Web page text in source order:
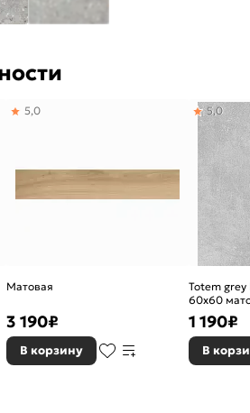
Матовая
5,0
3 190₽
В корзину
Totem
60х60
5,0
1 190₽
В